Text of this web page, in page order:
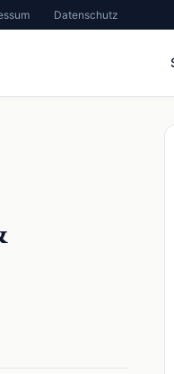
Datenschutz